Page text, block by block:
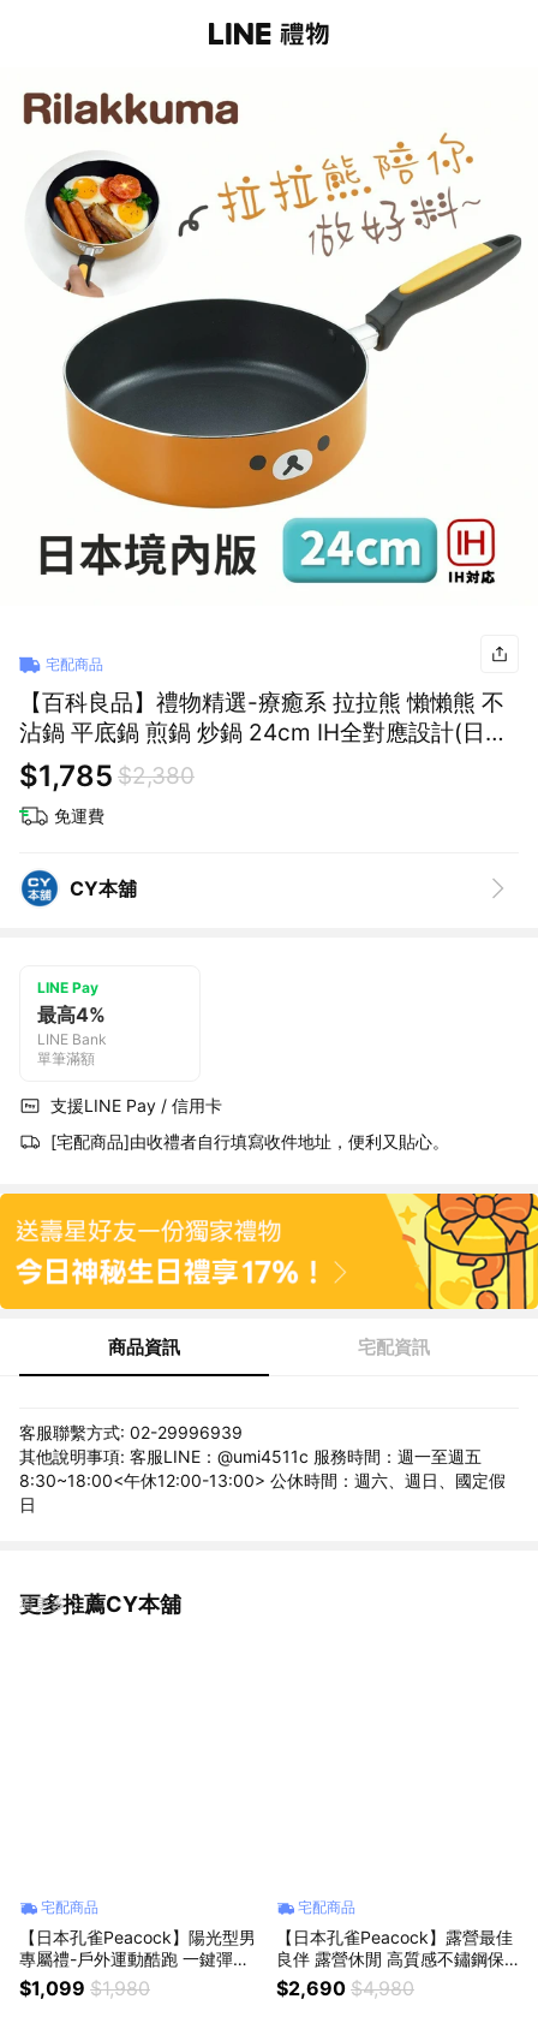
宅配商品
【百科良品】禮物精選-療癒系 拉拉熊 懶懶熊 不
沾鍋 平底鍋 煎鍋 炒鍋 24cm IH全對應設計(日本
境內版)
$1,785 $2,380
免運費
CY本舖
LINE Pay
最高4%
LINE Bank
單筆滿額
支援LINE Pay / 信用卡
[宅配商品]由收禮者自行填寫收件地址，便利又貼心。
商品資訊 宅配資訊
客服聯繫方式: 02-29996939
其他說明事項: 客服LINE：@umi4511c 服務時間：週一至週五
8:30~18:00<午休12:00-13:00> 公休時間：週六、週日、國定假
日
更多推薦CY本舖
看更多
宅配商品
【日本孔雀Peacock】陽光型男
專屬禮-戶外運動酷跑 一鍵彈開
直飲保冷瓶 大容量手提式不鏽鋼
水壺1.9L
$1,099 $1,980
宅配商品
【日本孔雀Peacock】露營最佳
良伴 露營休閒 高質感不鏽鋼保
溫桶保冷桶 茶桶 商用+露營-9.5
L(日本製)(附接水杯x2)
$2,690 $4,980